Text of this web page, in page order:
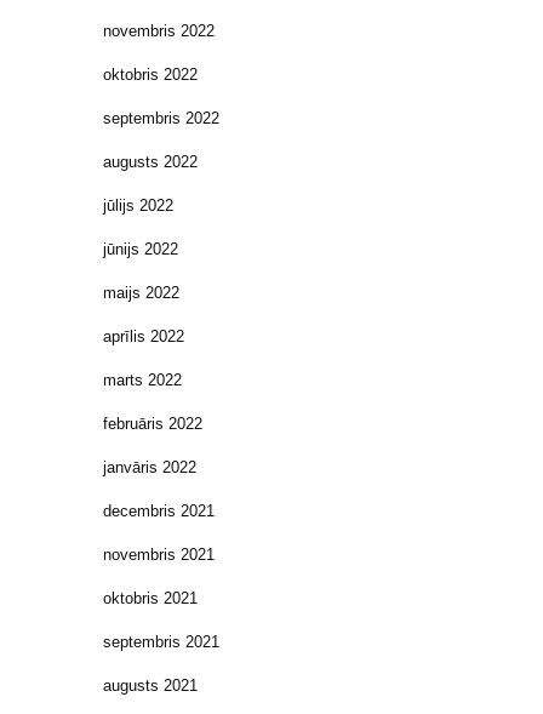
novembris 2022
oktobris 2022
septembris 2022
augusts 2022
jūlijs 2022
jūnijs 2022
maijs 2022
aprīlis 2022
marts 2022
februāris 2022
janvāris 2022
decembris 2021
novembris 2021
oktobris 2021
septembris 2021
augusts 2021